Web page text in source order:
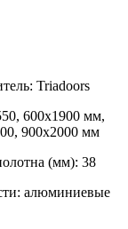
Triadoors
600х1900 мм,
900х2000 мм
(мм): 38
алюминиевые